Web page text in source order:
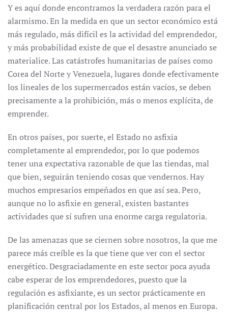
Y es aquí donde encontramos la verdadera razón para el
alarmismo. En la medida en que un sector económico está
más regulado, más difícil es la actividad del emprendedor,
y más probabilidad existe de que el desastre anunciado se
materialice. Las catástrofes humanitarias de países como
Corea del Norte y Venezuela, lugares donde efectivamente
los lineales de los supermercados están vacíos, se deben
precisamente a la prohibición, más o menos explícita, de
emprender.
En otros países, por suerte, el Estado no asfixia
completamente al emprendedor, por lo que podemos
tener una expectativa razonable de que las tiendas, mal
que bien, seguirán teniendo cosas que vendernos. Hay
muchos empresarios empeñados en que así sea. Pero,
aunque no lo asfixie en general, existen bastantes
actividades que sí sufren una enorme carga regulatoria.
De las amenazas que se ciernen sobre nosotros, la que me
parece más creíble es la que tiene que ver con el sector
energético. Desgraciadamente en este sector poca ayuda
cabe esperar de los emprendedores, puesto que la
regulación es asfixiante, es un sector prácticamente en
planificación central por los Estados, al menos en Europa.